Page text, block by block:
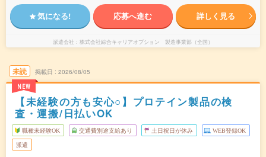
気になる! 応募へ進む 詳しく見る
派遣会社 株式会社綜合キャリアオプション 製造事業部（全国）
未読
NEW
掲載日 2026/08/05
【未経験の方も安心○】プロテイン製品の検
査・運搬/日払いOK
職種未経験OK 交通費別途支給あり 土日祝日が休み WEB登録OK
派遣